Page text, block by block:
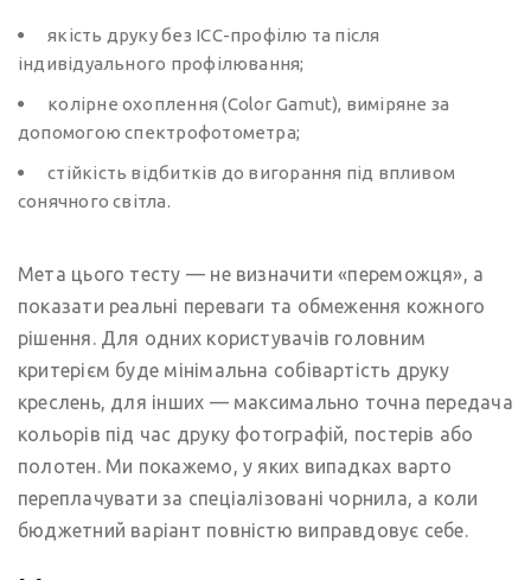
якість друку без ICC-профілю та після
індивідуального профілювання;
колірне охоплення (Color Gamut), виміряне за
допомогою спектрофотометра;
стійкість відбитків до вигорання під впливом
сонячного світла.
Мета цього тесту — не визначити «переможця», а
показати реальні переваги та обмеження кожного
рішення. Для одних користувачів головним
критерієм буде мінімальна собівартість друку
креслень, для інших — максимально точна передача
кольорів під час друку фотографій, постерів або
полотен. Ми покажемо, у яких випадках варто
переплачувати за спеціалізовані чорнила, а коли
бюджетний варіант повністю виправдовує себе.